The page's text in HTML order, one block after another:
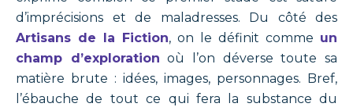
d’imprécisions et de maladresses. Du côté des
Artisans de la Fiction, on le définit comme un
champ d’exploration où l’on déverse toute sa
matière brute : idées, images, personnages. Bref,
l’ébauche de tout ce qui fera la substance du